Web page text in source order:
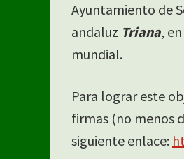
Ayuntamiento de
andaluz Triana,
mundial.
Para lograr este
firmas (no menos
siguiente enlace: